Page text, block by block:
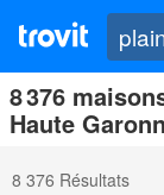
8 376
Haute
8 376 Résultats